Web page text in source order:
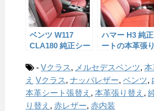
ベンツ W117
CLA180 純正シー
ハマー H3 純
ートの本革張
- Vクラス , メルセデスベンツ, 本
え Vクラス , ナッパレザー, ベンツ,
本革シート張替え , 本革張り替え ,
り替え , 赤レザー, 赤内装